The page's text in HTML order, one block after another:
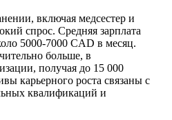
включая медсестер и
спрос. Средняя зарплата
5000-7000 CAD в месяц.
больше, в
получая до 15 000
карьерного роста связаны с
квалификаций и